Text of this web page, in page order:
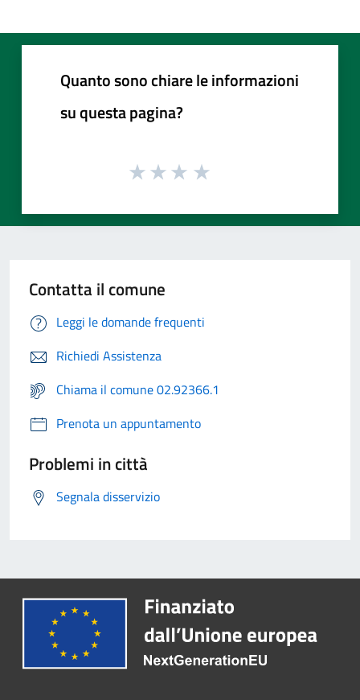
Quanto sono chiare le informazioni
su questa pagina?
Contatta il comune
Leggi le domande frequenti
Richiedi Assistenza
Chiama il comune 02.92366.1
Prenota un appuntamento
Problemi in città
Segnala disservizio